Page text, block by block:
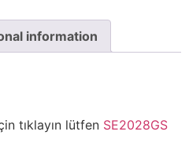
information
tıklayın lütfen SE2028GS